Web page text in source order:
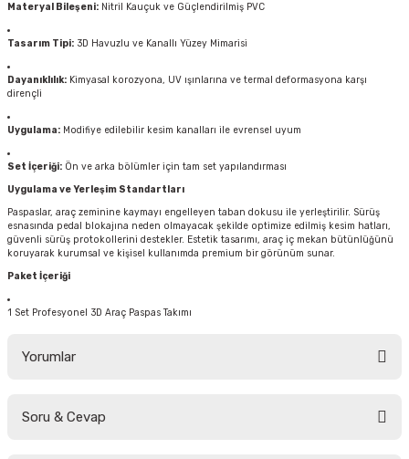
Materyal Bileşeni: Nitril Kauçuk ve Güçlendirilmiş PVC
Tasarım Tipi: 3D Havuzlu ve Kanallı Yüzey Mimarisi
Dayanıklılık: Kimyasal korozyona, UV ışınlarına ve termal deformasyona karşı
dirençli
Uygulama: Modifiye edilebilir kesim kanalları ile evrensel uyum
Set İçeriği: Ön ve arka bölümler için tam set yapılandırması
Uygulama ve Yerleşim Standartları
Paspaslar, araç zeminine kaymayı engelleyen taban dokusu ile yerleştirilir. Sürüş
esnasında pedal blokajına neden olmayacak şekilde optimize edilmiş kesim hatları,
güvenli sürüş protokollerini destekler. Estetik tasarımı, araç iç mekan bütünlüğünü
koruyarak kurumsal ve kişisel kullanımda premium bir görünüm sunar.
Paket İçeriği
1 Set Profesyonel 3D Araç Paspas Takımı
Yorumlar
Soru & Cevap